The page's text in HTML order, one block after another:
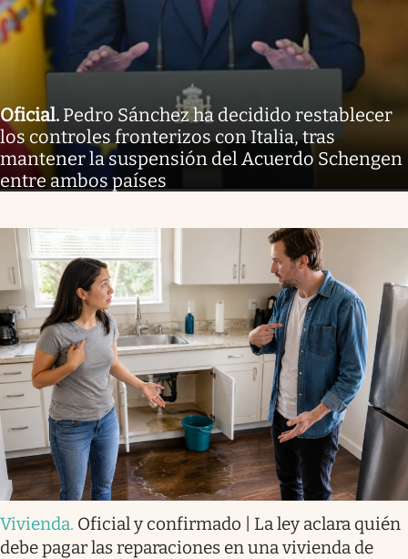
Oficial. Pedro Sánchez ha decidido restablecer
los controles fronterizos con Italia, tras
mantener la suspensión del Acuerdo Schengen
entre ambos países
Vivienda. Oficial y confirmado | La ley aclara quién
debe pagar las reparaciones en una vivienda de